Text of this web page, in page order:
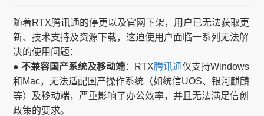
随着RTX腾讯通的停更以及官网下架，用户已无法获取更
新、技术支持及资源下载，这迫使用户面临一系列无法解
决的使用问题：
● 不兼容国产系统及移动端：RTX腾讯通仅支持Windows
和Mac，无法适配国产操作系统（如统信UOS、银河麒麟
等）及移动端，严重影响了办公效率，并且无法满足信创
政策的要求。